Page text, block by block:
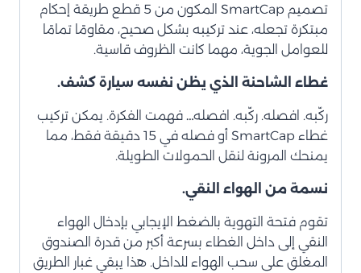
تصميم SmartCap المكون من 5 قطع طريقة إحكام
مبتكرة تجعله، عند تركيبه بشكل صحيح، مقاومًا تمامًا
للعوامل الجوية، مهما كانت الظروف قاسية.
غطاء الشاحنة الذي يظن نفسه سيارة كشف.
ركّبه. افصله. ركّبه. افصله… فهمت الفكرة. يمكن تركيب
غطاء SmartCap أو فصله في 15 دقيقة فقط، مما
يمنحك المرونة لنقل الحمولات الطويلة.
نسمة من الهواء النقي.
تقوم فتحة التهوية بالضغط الإيجابي بإدخال الهواء
النقي إلى داخل الغطاء بسرعة أكبر من قدرة الصندوق
المغلق على سحب الهواء للداخل. هذا يبقي غبار الطريق